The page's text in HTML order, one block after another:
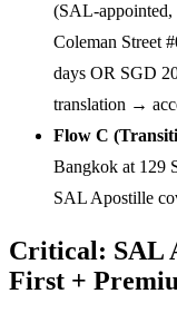
(SAL-
Coleman Street
days OR SGD
translation →
Flow C
Bangkok at 129
SAL Apostille
Critical: SAL
First +